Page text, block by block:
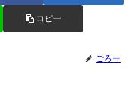
コピー
ごろー